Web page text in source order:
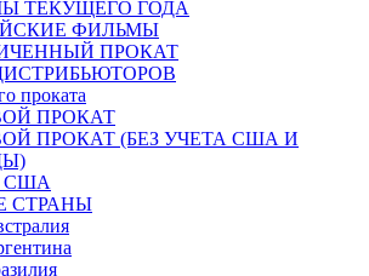
ТЕКУЩЕГО ГОДА
ФИЛЬМЫ
ПРОКАТ
проката
ПРОКАТ
ПРОКАТ (БЕЗ УЧЕТА США И
США
СТРАНЫ